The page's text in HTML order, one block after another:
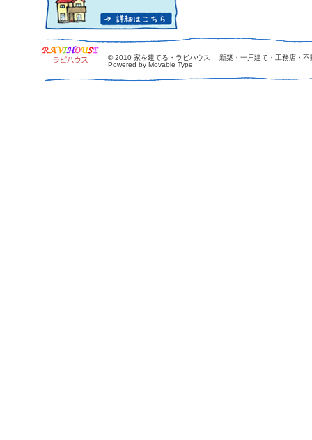
© 2010 家を建てる・ラビハウス 新築・一戸建て・工務店・不
Powered by Movable Type